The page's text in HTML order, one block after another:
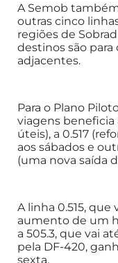
A Semob
outras cinco
regiões de
destinos são para
adjacentes.
Para o Plano
viagens beneficia
úteis), a 0.517
aos sábados e
(uma nova saída
A linha 0.515, que
aumento de um
a 505.3, que vai
pela DF-420,
sexta.